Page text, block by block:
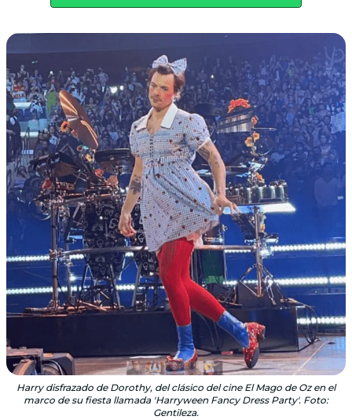
Harry disfrazado de Dorothy, del clásico del cine El Mago de Oz en el
marco de su fiesta llamada 'Harryween Fancy Dress Party'. Foto:
Gentileza.